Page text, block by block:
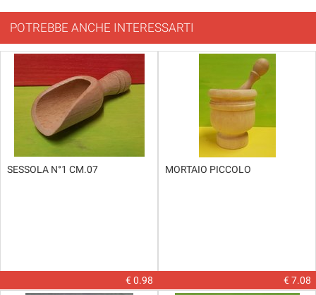
POTREBBE ANCHE INTERESSARTI
SESSOLA N°1 CM.07
€ 0.98
MORTAIO PICCOLO
€ 7.08